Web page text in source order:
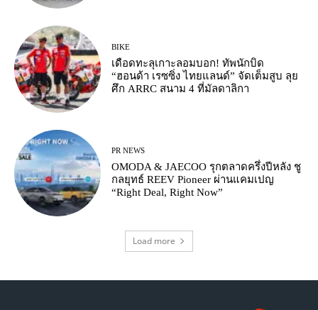
BIKE
เดือดทะลุเกาะลอมบอก! ทัพนักบิด
“ฮอนด้า เรซซิ่ง ไทยแลนด์” จัดเต็มสูบ ลุย
ศึก ARRC สนาม 4 ที่มัลดาลิกา
PR NEWS
OMODA & JAECOO รุกตลาดครึ่งปีหลัง ชู
กลยุทธ์ REEV Pioneer ผ่านแคมเปญ
“Right Deal, Right Now”
Load more